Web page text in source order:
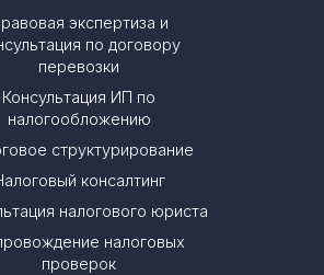
экспертиза и
по договору
перевозки
Консультация ИП по
налогообложению
структурирование
консалтинг
налогового юриста
налоговых
проверок